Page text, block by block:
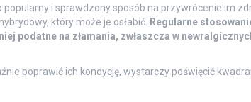
i sprawdzony sposób na przywrócenie im
który może je osłabić. Regularne
podatne na złamania, zwłaszcza w
poprawić ich kondycję, wystarczy poświęcić